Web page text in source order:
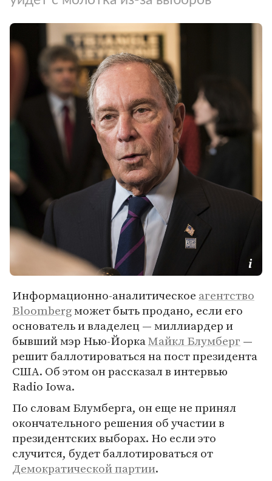
Информационно-аналитическое агентство
Bloombergможет быть продано, если его
основатель и владелец — миллиардер и
бывший мэр Нью-ЙоркаМайкл Блумберг —
решит баллотироваться на пост президента
США. Об этом он рассказал в интервью
Radio Iowa.
По словам Блумберга, он еще не принял
окончательного решения об участии в
президентских выборах. Но если это
случится, будет баллотироваться от
Демократической партии.